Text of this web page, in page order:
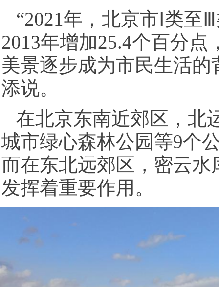
“2021年，北京市Ⅰ类至
2013年增加25.4个百分点
美景逐步成为市民生活
添说。
在北京东南近郊区，北
城市绿心森林公园等9个
而在东北远郊区，密云
发挥着重要作用。